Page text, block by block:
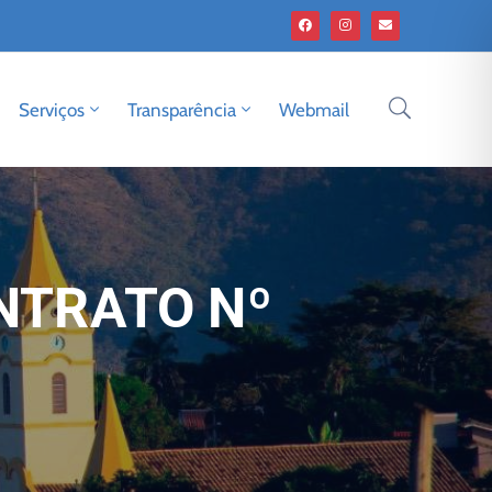
Serviços Transparência Webmail
Nº